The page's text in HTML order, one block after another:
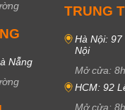
Nẵng
TRUNG
Hà Nội: 97
Nội
Mở cửa:
HCM: 92
Mở cửa: